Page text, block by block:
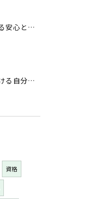
運送業で叶える安心と成長のキャリア
運送業で見つける自分らしい働き方と安定の未来
資格